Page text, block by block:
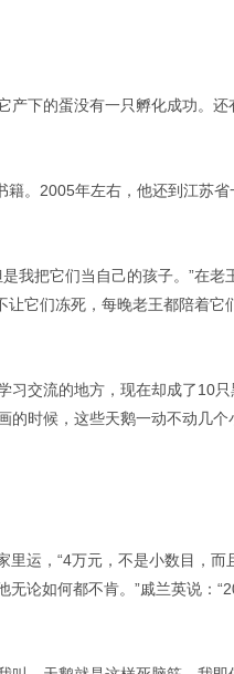
产下的蛋没有一只孵化成功。
。2005年左右，他还到江苏
我把它们当自己的孩子。”在老
它们冻死，每晚老王都陪着它
交流的地方，现在却成了10
的时候，这些天鹅一动不动几
运，“4万元，不是小数目，而
论如何都不肯。”戚兰英说：